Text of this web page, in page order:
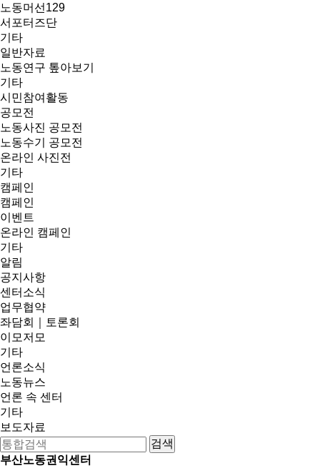
노동머선129
서포터즈단
기타
일반자료
노동연구 톺아보기
기타
시민참여활동
공모전
노동사진 공모전
노동수기 공모전
온라인 사진전
기타
캠페인
캠페인
이벤트
온라인 캠페인
기타
알림
공지사항
센터소식
업무협약
좌담회｜토론회
이모저모
기타
언론소식
노동뉴스
언론 속 센터
기타
보도자료
부산노동권익센터